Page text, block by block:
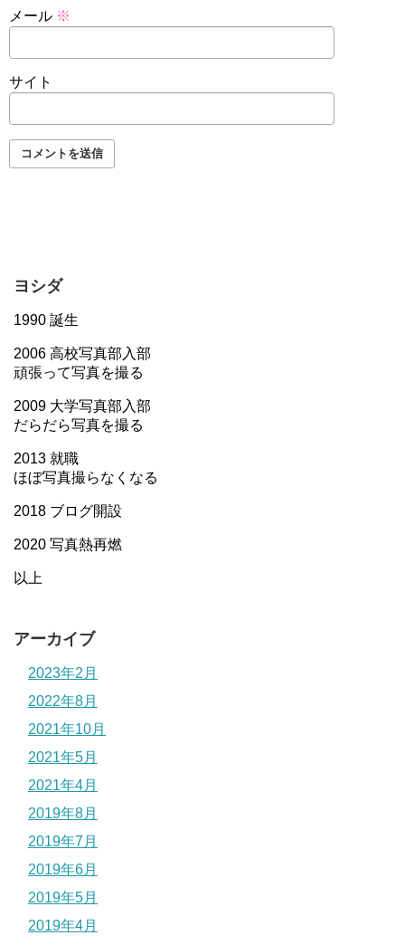
メール ※
サイト
ヨシダ
1990 誕生
2006 高校写真部入部
頑張って写真を撮る
2009 大学写真部入部
だらだら写真を撮る
2013 就職
ほぼ写真撮らなくなる
2018 ブログ開設
2020 写真熱再燃
以上
アーカイブ
2023年2月
2022年8月
2021年10月
2021年5月
2021年4月
2019年8月
2019年7月
2019年6月
2019年5月
2019年4月